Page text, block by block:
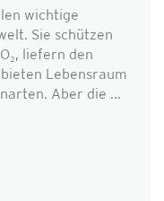
wichtige
Sie schützen
liefern den
Lebensraum
Aber die ...